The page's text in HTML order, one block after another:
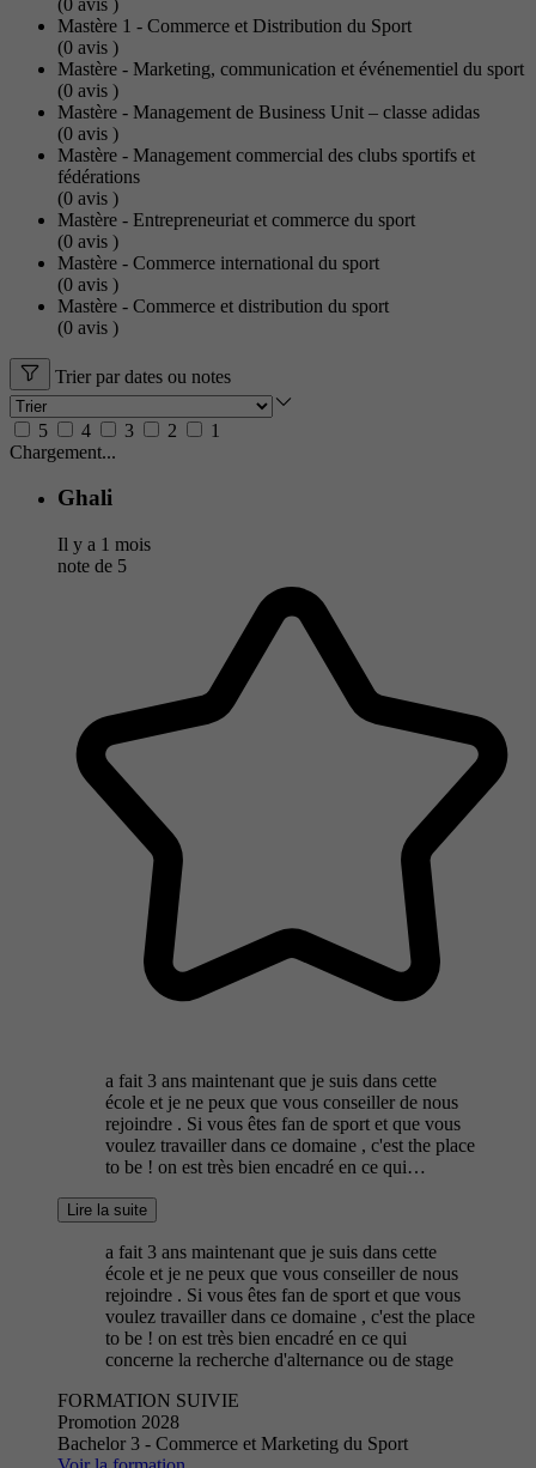
Mastère 1 - Commerce et Distribution du Sport
(0 avis )
Mastère - Marketing, communication et événementiel du sport
(0 avis )
Mastère - Management de Business Unit – classe adidas
(0 avis )
Mastère - Management commercial des clubs sportifs et
fédérations
(0 avis )
Mastère - Entrepreneuriat et commerce du sport
(0 avis )
Mastère - Commerce international du sport
(0 avis )
Mastère - Commerce et distribution du sport
(0 avis )
Trier par dates ou notes
5 4 3 2
1
Chargement...
Ghali
Il y a 1 mois
note de 5
a fait 3 ans maintenant que je suis dans cette
école et je ne peux que vous conseiller de nous
rejoindre . Si vous êtes fan de sport et que vous
voulez travailler dans ce domaine , c'est the place
to be ! on est très bien encadré en ce qui…
Lire la suite
a fait 3 ans maintenant que je suis dans cette
école et je ne peux que vous conseiller de nous
rejoindre . Si vous êtes fan de sport et que vous
voulez travailler dans ce domaine , c'est the place
to be ! on est très bien encadré en ce qui
concerne la recherche d'alternance ou de stage
FORMATION SUIVIE
Promotion 2028
Bachelor 3 - Commerce et Marketing du Sport